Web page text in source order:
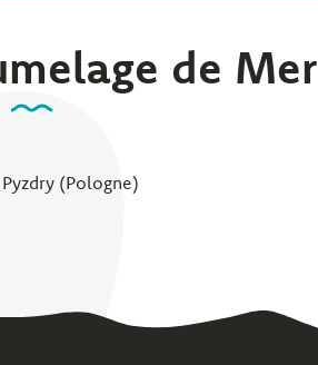
de Mer
(Pologne)